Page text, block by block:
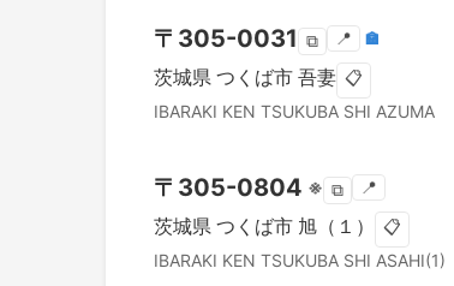
〒 305-0031 ⧉ 📍 🏣
茨城県 つくば市 吾妻 📋
IBARAKI KEN TSUKUBA SHI AZUMA
〒 305-0804 ※ ⧉ 📍
茨城県 つくば市 旭（１） 📋
IBARAKI KEN TSUKUBA SHI ASAHI(1)